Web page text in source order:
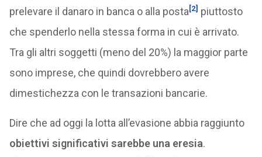
prelevare il danaro in banca o alla posta[2] piuttosto
che spenderlo nella stessa forma in cui è arrivato.
Tra gli altri soggetti (meno del 20%) la maggior parte
sono imprese, che quindi dovrebbero avere
dimestichezza con le transazioni bancarie.
Dire che ad oggi la lotta all’evasione abbia raggiunto
obiettivi significativi sarebbe una eresia.